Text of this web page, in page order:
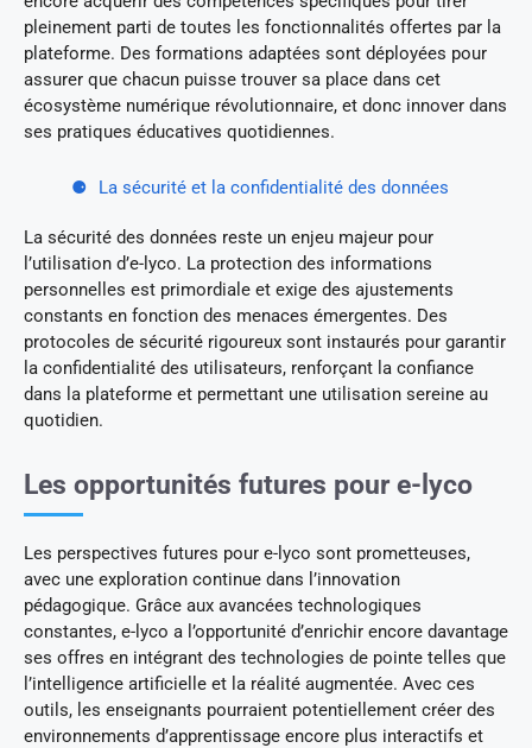
pleinement parti de toutes les fonctionnalités offertes par la
plateforme. Des formations adaptées sont déployées pour
assurer que chacun puisse trouver sa place dans cet
écosystème numérique révolutionnaire, et donc innover dans
ses pratiques éducatives quotidiennes.
La sécurité et la confidentialité des données
La sécurité des données reste un enjeu majeur pour
l’utilisation d’e-lyco. La protection des informations
personnelles est primordiale et exige des ajustements
constants en fonction des menaces émergentes. Des
protocoles de sécurité rigoureux sont instaurés pour garantir
la confidentialité des utilisateurs, renforçant la confiance
dans la plateforme et permettant une utilisation sereine au
quotidien.
Les opportunités futures pour e-lyco
Les perspectives futures pour e-lyco sont prometteuses,
avec une exploration continue dans l’innovation
pédagogique. Grâce aux avancées technologiques
constantes, e-lyco a l’opportunité d’enrichir encore davantage
ses offres en intégrant des technologies de pointe telles que
l’intelligence artificielle et la réalité augmentée. Avec ces
outils, les enseignants pourraient potentiellement créer des
environnements d’apprentissage encore plus interactifs et